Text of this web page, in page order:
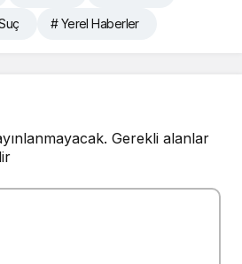
# Yerel Haberler
Gerekli alanlar